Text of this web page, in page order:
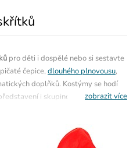
pro děti i dospělé nebo si sestavte
čepice, dlouhého plnovousu,
doplňků. Kostýmy se hodí
i skupinovou pártyzobrazit více